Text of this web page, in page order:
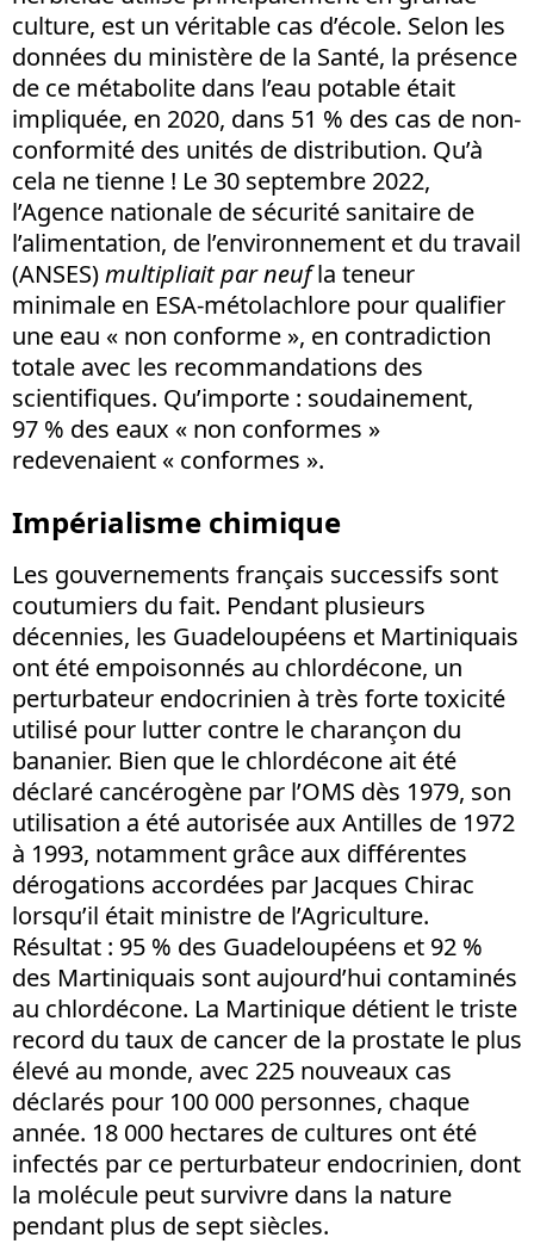
culture, est un véritable cas d’école. Selon les
données du ministère de la Santé, la présence
de ce métabolite dans l’eau potable était
impliquée, en 2020, dans 51 % des cas de non-
conformité des unités de distribution. Qu’à
cela ne tienne ! Le 30 septembre 2022,
l’Agence nationale de sécurité sanitaire de
l’alimentation, de l’environnement et du travail
(ANSES)multipliait par neufla teneur
minimale en ESA-métolachlore pour qualifier
une eau « non conforme », en contradiction
totale avec les recommandations des
scientifiques. Qu’importe : soudainement,
97 % des eaux « non conformes »
redevenaient « conformes ».
Impérialisme chimique
Les gouvernements français successifs sont
coutumiers du fait. Pendant plusieurs
décennies, les Guadeloupéens et Martiniquais
ont été empoisonnés au chlordécone, un
perturbateur endocrinien à très forte toxicité
utilisé pour lutter contre le charançon du
bananier. Bien que le chlordécone ait été
déclaré cancérogène par l’OMS dès 1979, son
utilisation a été autorisée aux Antilles de 1972
à 1993, notamment grâce aux différentes
dérogations accordées par Jacques Chirac
lorsqu’il était ministre de l’Agriculture.
Résultat : 95 % des Guadeloupéens et 92 %
des Martiniquais sont aujourd’hui contaminés
au chlordécone. La Martinique détient le triste
record du taux de cancer de la prostate le plus
élevé au monde, avec 225 nouveaux cas
déclarés pour 100 000 personnes, chaque
année. 18 000 hectares de cultures ont été
infectés par ce perturbateur endocrinien, dont
la molécule peut survivre dans la nature
pendant plus de sept siècles.